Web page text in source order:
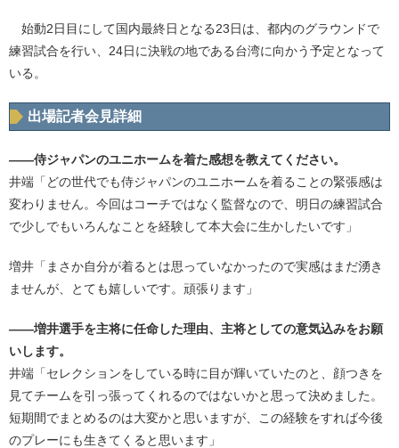
始動2日目にして国内最終日となる23日は、都内のグラウンドで
練習試合を行い、24日に決戦の地である台湾に向かう予定となって
いる。
出場記者会見詳細
――侍ジャパンのユニホームを着た感想を教えてください。
井端「どの世代でも侍ジャパンのユニホームを着ることの緊張感は
変わりません。今回はコーチではなく監督なので、明日の練習試合
で少しでもいろんなことを経験して本大会に生かしたいです」
増井「まさか自分が着るとは思っていなかったので実感はまだ湧き
ませんが、とても嬉しいです。頑張ります」
――増井選手を主将に任命した理由、主将としての意気込みをお願
いします。
井端「セレクションをしている時に目が輝いていたのと、顔つきを
見てチームを引っ張ってくれるのではないかと思って決めました。
短期間でまとめるのは大変かと思いますが、この経験をすれば今後
のプレーにも生きてくると思います」